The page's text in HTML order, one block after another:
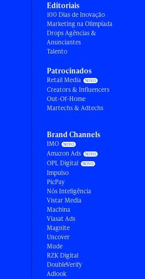
Editoriais
100 Dias de Inovação
Marketing na Olimpíada
Drops Agências &
Anunciantes
Talento
Patrocinados
Retail Media
Creators & Influencers
Out-Of-Home
Martechs & Adtechs
Brand Channels
IMO
Amazon Ads
OPL Digital
Impulso
PicPay
Nós Inteligência
Vistar Media
Machina
Viasat Ads
Magnite
Uncover
Mude
RZK Digital
DoubleVerify
Adlook